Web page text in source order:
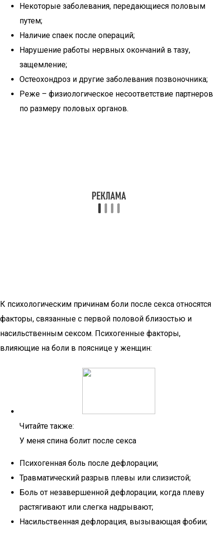
Некоторые заболевания, передающиеся половым
путем;
Наличие спаек после операций;
Нарушение работы нервных окончаний в тазу,
защемление;
Остеохондроз и другие заболевания позвоночника;
Реже – физиологическое несоответствие партнеров
по размеру половых органов.
К психологическим причинам боли после секса относятся
факторы, связанные с первой половой близостью и
насильственным сексом. Психогенные факторы,
влияющие на боли в пояснице у женщин:
Читайте также:
У меня спина болит после секса
Психогенная боль после дефлорации;
Травматический разрыв плевы или слизистой;
Боль от незавершенной дефлорации, когда плеву
растягивают или слегка надрывают;
Насильственная дефлорация, вызывающая фобии;